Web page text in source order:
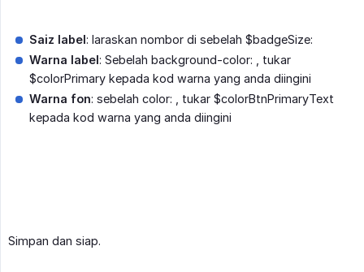
Saiz label: laraskan nombor di sebelah $badgeSize:
Warna label: Sebelah background-color: , tukar
$colorPrimary kepada kod warna yang anda diingini
Warna fon: sebelah color: , tukar $colorBtnPrimaryText
kepada kod warna yang anda diingini
Simpan dan siap.